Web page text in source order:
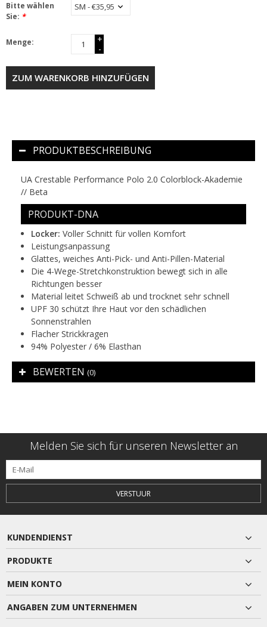
Bitte wählen
Sie: *
Menge:
+
-
ZUM WARENKORB HINZUFÜGEN
PRODUKTBESCHREIBUNG
UA Crestable Performance Polo 2.0 Colorblock-Akademie
// Beta
PRODUKT-DNA
Locker: Voller Schnitt für vollen Komfort
Leistungsanpassung
Glattes, weiches Anti-Pick- und Anti-Pillen-Material
Die 4-Wege-Stretchkonstruktion bewegt sich in alle
Richtungen besser
Material leitet Schweiß ab und trocknet sehr schnell
UPF 30 schützt Ihre Haut vor den schädlichen
Sonnenstrahlen
Flacher Strickkragen
94% Polyester / 6% Elasthan
BEWERTEN (0)
Melden Sie sich für unseren Newsletter an
VERSTUUR
KUNDENDIENST
PRODUKTE
MEIN KONTO
ANGABEN ZUM UNTERNEHMEN